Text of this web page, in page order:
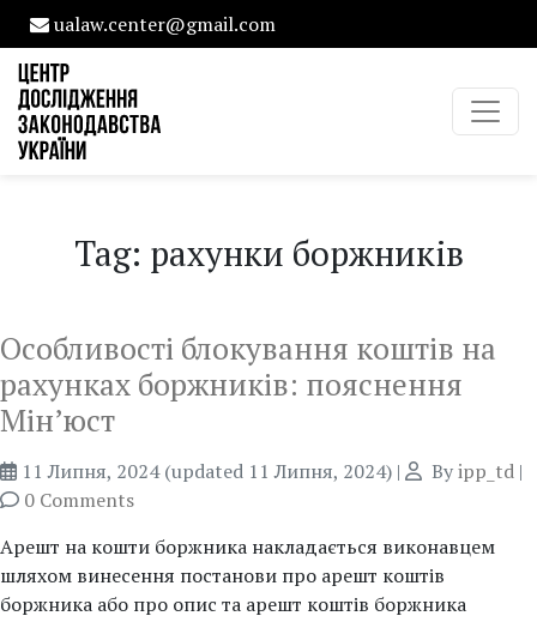
ualaw.center@gmail.com
Tag: рахунки боржників
Особливості блокування коштів на
рахунках боржників: пояснення
Мін’юст
11 Липня, 2024 (updated 11 Липня, 2024) | Byipp_td |
0 Comments
Арешт на кошти боржника накладається виконавцем
шляхом винесення постанови про арешт коштів
боржника або про опис та арешт коштів боржника